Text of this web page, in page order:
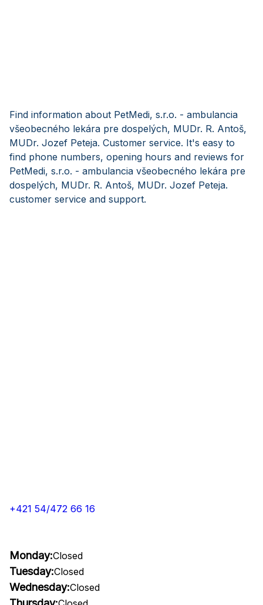
Find information about PetMedi, s.r.o. - ambulancia
všeobecného lekára pre dospelých, MUDr. R. Antoš,
MUDr. Jozef Peteja. Customer service. It's easy to
find phone numbers, opening hours and reviews for
PetMedi, s.r.o. - ambulancia všeobecného lekára pre
dospelých, MUDr. R. Antoš, MUDr. Jozef Peteja.
customer service and support.
+421 54/472 66 16
Monday:Closed
Tuesday:Closed
Wednesday:Closed